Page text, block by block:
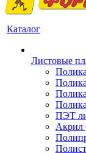
Каталог
Листовые
ПЭТ
Акрил